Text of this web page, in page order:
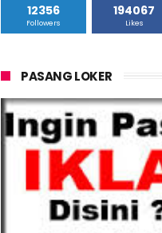
12356
Followers
194067
Likes
PASANG LOKER